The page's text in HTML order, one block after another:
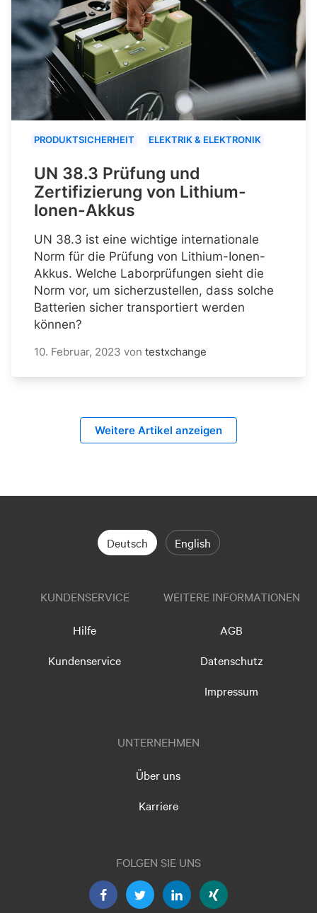
PRODUKTSICHERHEIT ELEKTRIK & ELEKTRONIK
UN 38.3 Prüfung und
Zertifizierung von Lithium-
Ionen-Akkus
UN 38.3 ist eine wichtige internationale
Norm für die Prüfung von Lithium-Ionen-
Akkus. Welche Laborprüfungen sieht die
Norm vor, um sicherzustellen, dass solche
Batterien sicher transportiert werden
können?
10. Februar, 2023 von testxchange
Weitere Artikel anzeigen
Deutsch English
KUNDENSERVICE
Hilfe
Kundenservice
WEITERE INFORMATIONEN
AGB
Datenschutz
Impressum
UNTERNEHMEN
Über uns
Karriere
FOLGEN SIE UNS